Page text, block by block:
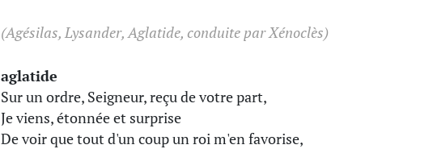
(Agésilas, Lysander, Aglatide, conduite par Xénoclès)
aglatide
Sur un ordre, Seigneur, reçu de votre part,
Je viens, étonnée et surprise
De voir que tout d'un coup un roi m'en favorise,